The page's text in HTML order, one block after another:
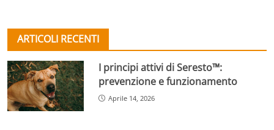
ARTICOLI RECENTI
I principi attivi di Seresto™:
prevenzione e funzionamento
Aprile 14, 2026